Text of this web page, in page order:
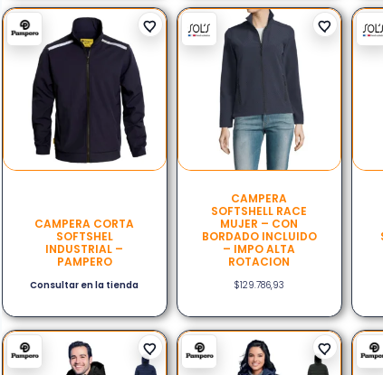
CAMPERA CORTA
SOFTSHEL
INDUSTRIAL –
PAMPERO
Consultar en la tienda
CAMPERA
SOFTSHELL RACE
MUJER – CON
BORDADO INCLUIDO
– IMPO ALTA
ROTACION
$129.786,93